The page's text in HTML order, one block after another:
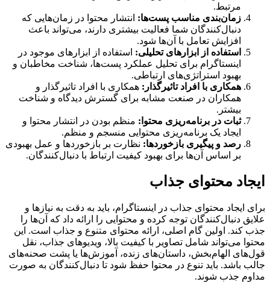
مرتبط.
زمان‌بندی مناسب پست‌ها: انتشار محتوا در زمان‌هایی که
دنبال‌کنندگان شما فعالیت بیشتری دارند، می‌تواند باعث
افزایش تعامل با آن‌ها شود.
استفاده از ابزارهای تحلیلی: استفاده از ابزارهای موجود در
اینستاگرام برای تحلیل عملکرد پست‌ها، شناخت مخاطبان و
بهبود استراتژی‌های ارتباطی.
همکاری با افراد تاثیرگذار: همکاری با افراد تاثیرگذار و
همکاران در صنعت مشابه برای گسترش دیدگاه و شناخت
بیشتر.
ثبات در برنامه‌ریزی محتوا: منظم بودن در انتشار محتوا و
ایجاد یک برنامه‌ریزی محتوایی منسجم و منظم.
رصد و پیگیری بازخوردها: نظارت بر بازخوردها و عمل بهبودی
بر اساس آن‌ها برای بهبود کیفیت ارتباط با دنبال‌کنندگان.
ایجاد محتوای جذاب
برای ایجاد محتوای جذاب در اینستاگرام، باید به دقت به نیازها و
علایق دنبال‌کنندگان توجه کرده و محتوایی را ارائه داد که آن‌ها را
جذب کند. اولین گام اصلی، ارائه محتوای متنوع و جذاب است. این
محتوا می‌تواند شامل تصاویر با کیفیت بالا، ویدیوهای جذاب، نقل
قول‌های الهام‌بخش، داستان‌های زنده، آموزش‌ها یا پشت صحنه‌های
جالب باشد. باید تنوع در محتوا حفظ شود تا دنبال‌کنندگان به صورت
مداوم جذب شوند.